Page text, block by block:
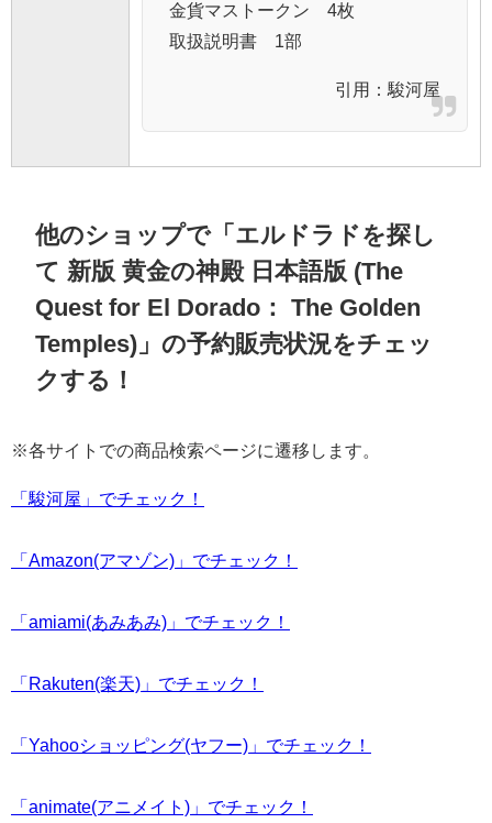
金貨マストークン 4枚
取扱説明書 1部
引用： 駿河屋
他のショップで「エルドラドを探し
て 新版 黄金の神殿 日本語版 (The
Quest for El Dorado： The Golden
Temples)」の予約販売状況をチェッ
クする！
※各サイトでの商品検索ページに遷移します。
「駿河屋」でチェック！
「Amazon(アマゾン)」でチェック！
「amiami(あみあみ)」でチェック！
「Rakuten(楽天)」でチェック！
「Yahooショッピング(ヤフー)」でチェック！
「animate(アニメイト)」でチェック！